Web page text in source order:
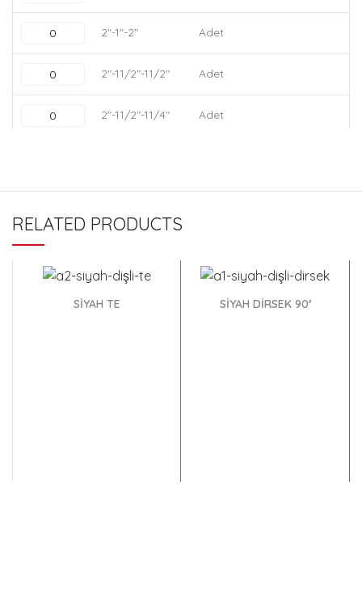
2"-1"-2" Adet
2"-11/2"-11/2" Adet
2"-11/2"-11/4" Adet
2"-11/4"-11/4" Adet
RELATED PRODUCTS
SİYAH TE SİYAH DİRSEK 90′